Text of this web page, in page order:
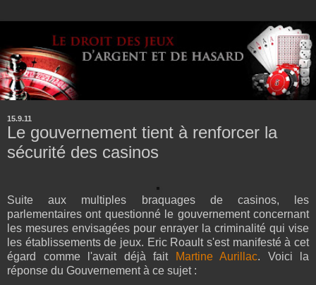
15.9.11
Le gouvernement tient à renforcer la
sécurité des casinos
Suite aux multiples braquages de casinos, les
parlementaires ont questionné le gouvernement concernant
les mesures envisagées pour enrayer la criminalité qui vise
les établissements de jeux. Eric Roault s'est manifesté à cet
égard comme l'avait déjà fait
Martine Aurillac. Voici la
réponse du Gouvernement à ce sujet :